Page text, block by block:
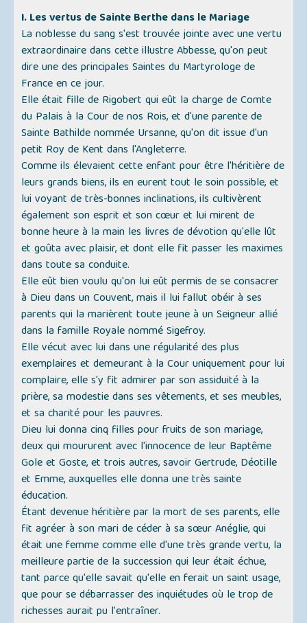
I. Les vertus de Sainte Berthe dans le Mariage
La noblesse du sang s'est trouvée jointe avec une vertu
extraordinaire dans cette illustre Abbesse, qu'on peut
dire une des principales Saintes du Martyrologe de
France en ce jour.
Elle était fille de Rigobert qui eût la charge de Comte
du Palais à la Cour de nos Rois, et d'une parente de
Sainte Bathilde nommée Ursanne, qu'on dit issue d'un
petit Roy de Kent dans l'Angleterre.
Comme ils élevaient cette enfant pour être l'héritière de
leurs grands biens, ils en eurent tout le soin possible, et
lui voyant de très-bonnes inclinations, ils cultivèrent
également son esprit et son cœur et lui mirent de
bonne heure à la main les livres de dévotion qu'elle lût
et goûta avec plaisir, et dont elle fit passer les maximes
dans toute sa conduite.
Elle eût bien voulu qu'on lui eût permis de se consacrer
à Dieu dans un Couvent, mais il lui fallut obéir à ses
parents qui la marièrent toute jeune à un Seigneur allié
dans la famille Royale nommé Sigefroy.
Elle vécut avec lui dans une régularité des plus
exemplaires et demeurant à la Cour uniquement pour lui
complaire, elle s'y fit admirer par son assiduité à la
prière, sa modestie dans ses vêtements, et ses meubles,
et sa charité pour les pauvres.
Dieu lui donna cinq filles pour fruits de son mariage,
deux qui moururent avec l'innocence de leur Baptême
Gole et Goste, et trois autres, savoir Gertrude, Déotille
et Emme, auxquelles elle donna une très sainte
éducation.
Étant devenue héritière par la mort de ses parents, elle
fit agréer à son mari de céder à sa sœur Anéglie, qui
était une femme comme elle d'une très grande vertu, la
meilleure partie de la succession qui leur était échue,
tant parce qu'elle savait qu'elle en ferait un saint usage,
que pour se débarrasser des inquiétudes où le trop de
richesses aurait pu l'entraîner.